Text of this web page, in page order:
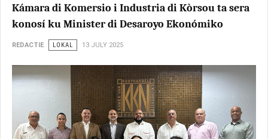
Kámara di Komersio i Industria di Kòrsou ta sera
konosí ku Minister di Desaroyo Ekonómiko
REDACTIE LOKAL 13 JULY 2025